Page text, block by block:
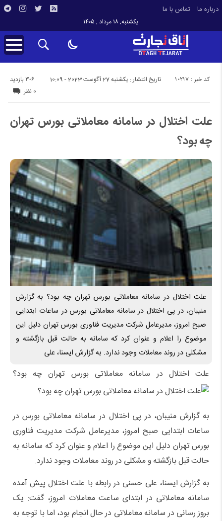
درباره ما تماس با ما
یکشنبه, ۱۸ مرداد , ۱۴۰۵
تاریخ انتشار : یکشنبه 27 آگوست 2023 - 10:09 306 بازدید کد خبر : 10217
0 نظر
علت اختلال در سامانه معاملاتی بورس تهران
چه بود؟
علت اختلال در سامانه معاملاتی بورس تهران چه بود؟ به گزارش
منیبان، در پی اختلال در سامانه معاملاتی بورس در ساعات ابتدایی
صبح امروز، مدیرعامل شرکت مدیریت فناوری بورس تهران دلیل این
موضوع را اعلام و عنوان کرد که سامانه به حالت قبل بازگشته و
مشکلی در روند معاملات وجود ندارد. به گزارش ایسنا، علی
علت اختلال در سامانه معاملاتی بورس تهران چه بود؟
به گزارش منیبان، در پی اختلال در سامانه معاملاتی بورس در
ساعات ابتدایی صبح امروز، مدیرعامل شرکت مدیریت فناوری
بورس تهران دلیل این موضوع را اعلام و عنوان کرد که سامانه به
حالت قبل بازگشته و مشکلی در روند معاملات وجود ندارد.
به گزارش ایسنا، علی حسنی در رابطه با علت اختلال پیش آمده
سامانه معاملاتی در ابتدای ساعت معاملات امروز، گفت: یک
بروز رسانی در سامانه معاملاتی در حال انجام بود، اما با توجه به